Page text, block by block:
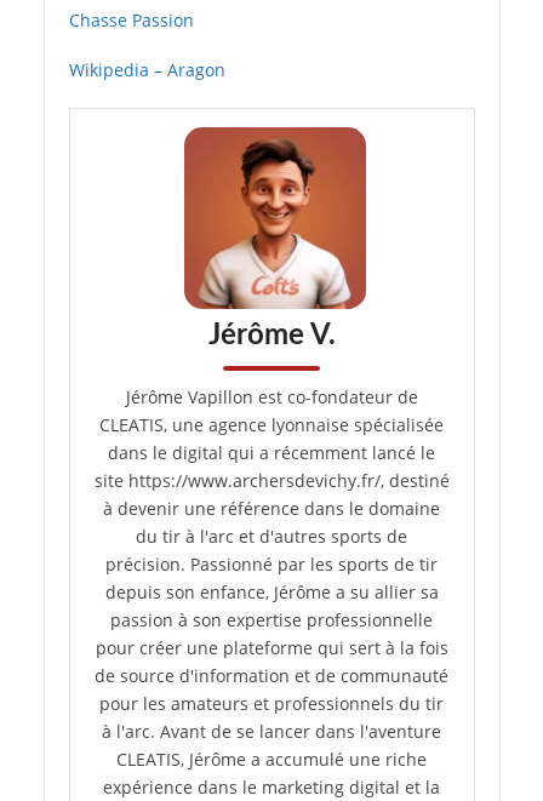
Chasse Passion
Wikipedia – Aragon
Jérôme V.
Jérôme Vapillon est co-fondateur de
CLEATIS, une agence lyonnaise spécialisée
dans le digital qui a récemment lancé le
site https://www.archersdevichy.fr/, destiné
à devenir une référence dans le domaine
du tir à l'arc et d'autres sports de
précision. Passionné par les sports de tir
depuis son enfance, Jérôme a su allier sa
passion à son expertise professionnelle
pour créer une plateforme qui sert à la fois
de source d'information et de communauté
pour les amateurs et professionnels du tir
à l'arc. Avant de se lancer dans l'aventure
CLEATIS, Jérôme a accumulé une riche
expérience dans le marketing digital et la